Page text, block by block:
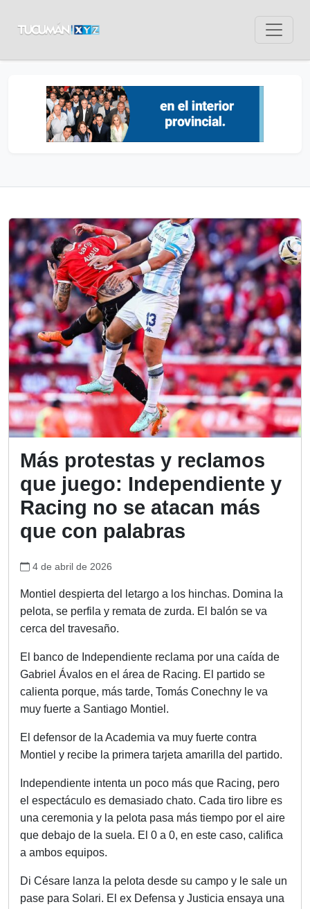
Más protestas y reclamos
que juego: Independiente y
Racing no se atacan más
que con palabras
4 de abril de 2026
Montiel despierta del letargo a los hinchas. Domina la
pelota, se perfila y remata de zurda. El balón se va
cerca del travesaño.
El banco de Independiente reclama por una caída de
Gabriel Ávalos en el área de Racing. El partido se
calienta porque, más tarde, Tomás Conechny le va
muy fuerte a Santiago Montiel.
El defensor de la Academia va muy fuerte contra
Montiel y recibe la primera tarjeta amarilla del partido.
Independiente intenta un poco más que Racing, pero
el espectáculo es demasiado chato. Cada tiro libre es
una ceremonia y la pelota pasa más tiempo por el aire
que debajo de la suela. El 0 a 0, en este caso, califica
a ambos equipos.
Di Césare lanza la pelota desde su campo y le sale un
pase para Solari. El ex Defensa y Justicia ensaya una